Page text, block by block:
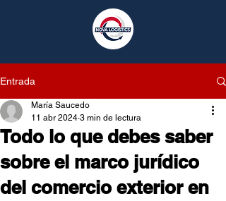
Entrada
Todo lo que debes saber
sobre el marco jurídico
del comercio exterior en
María Saucedo
11 abr 2024 3 min de lectura